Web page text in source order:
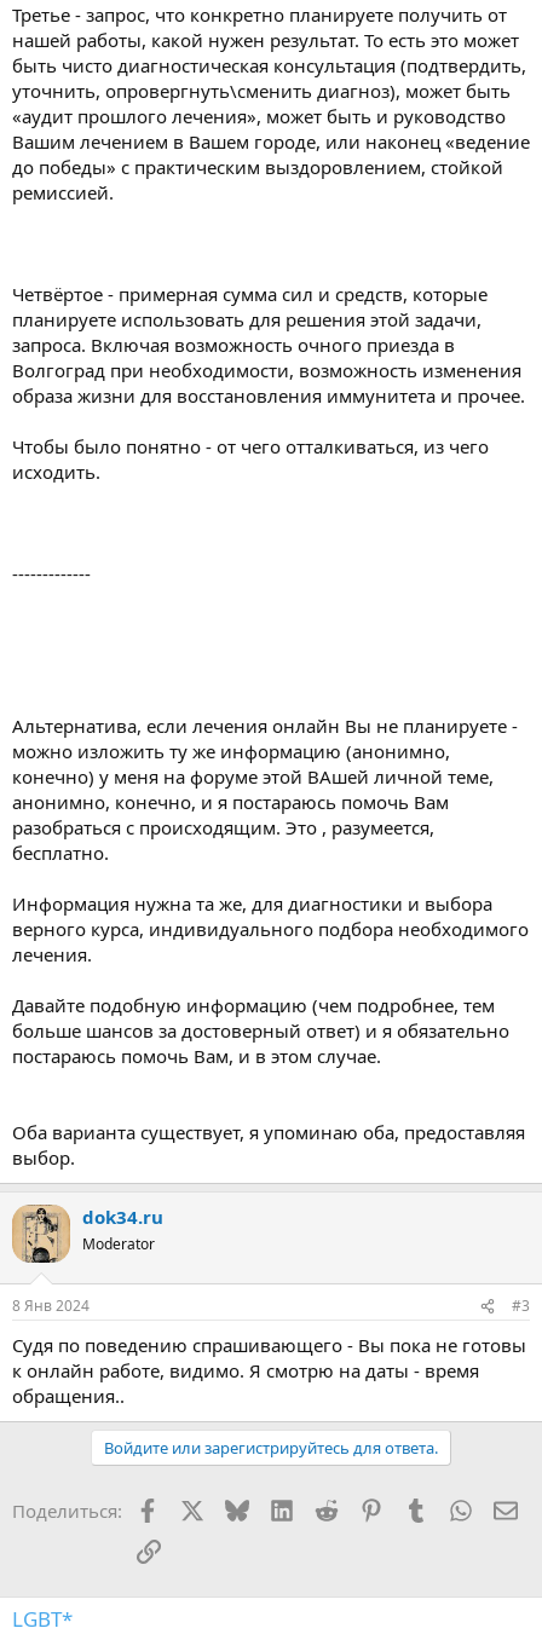
Третье - запрос, что конкретно планируете получить от
нашей работы, какой нужен результат. То есть это может
быть чисто диагностическая консультация (подтвердить,
уточнить, опровергнуть\сменить диагноз), может быть
«аудит прошлого лечения», может быть и руководство
Вашим лечением в Вашем городе, или наконец «ведение
до победы» с практическим выздоровлением, стойкой
ремиссией.
Четвёртое - примерная сумма сил и средств, которые
планируете использовать для решения этой задачи,
запроса. Включая возможность очного приезда в
Волгоград при необходимости, возможность изменения
образа жизни для восстановления иммунитета и прочее.
Чтобы было понятно - от чего отталкиваться, из чего
исходить.
-------------
Альтернатива, если лечения онлайн Вы не планируете -
можно изложить ту же информацию (анонимно,
конечно) у меня на форуме этой ВАшей личной теме,
анонимно, конечно, и я постараюсь помочь Вам
разобраться с происходящим. Это , разумеется,
бесплатно.
Информация нужна та же, для диагностики и выбора
верного курса, индивидуального подбора необходимого
лечения.
Давайте подобную информацию (чем подробнее, тем
больше шансов за достоверный ответ) и я обязательно
постараюсь помочь Вам, и в этом случае.
Оба варианта существует, я упоминаю оба, предоставляя
выбор.
dok34.ru
Moderator
8 Янв 2024 #3
Судя по поведению спрашивающего - Вы пока не готовы
к онлайн работе, видимо. Я смотрю на даты - время
обращения..
Войдите или зарегистрируйтесь для ответа.
Поделиться: Facebook BlueskyLinkedIn
Reddit PinterestTumblr
Ссылка
LGBT*